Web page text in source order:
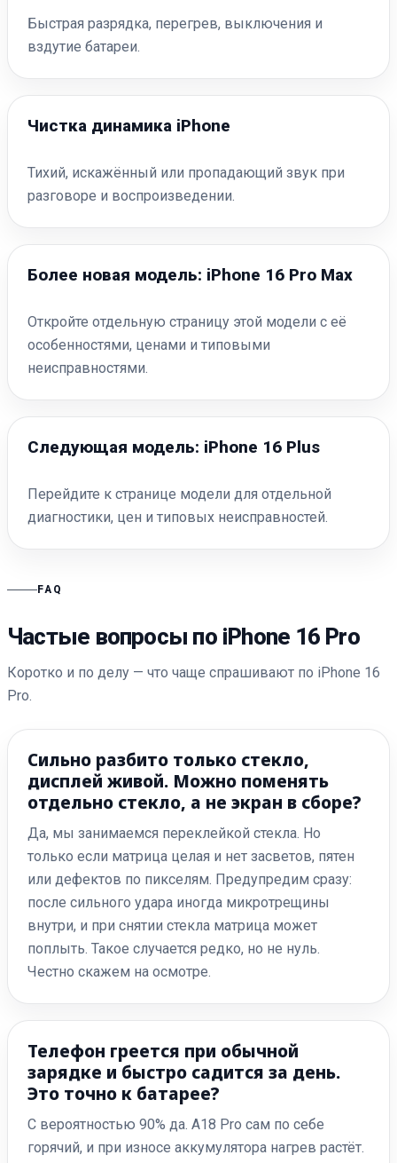
Быстрая разрядка, перегрев, выключения и
вздутие батареи.
Чистка динамика iPhone
Тихий, искажённый или пропадающий звук при
разговоре и воспроизведении.
Более новая модель: iPhone 16 Pro Max
Откройте отдельную страницу этой модели с её
особенностями, ценами и типовыми
неисправностями.
Следующая модель: iPhone 16 Plus
Перейдите к странице модели для отдельной
диагностики, цен и типовых неисправностей.
FAQ
Частые вопросы по iPhone 16 Pro
Коротко и по делу — что чаще спрашивают по iPhone 16
Pro.
Сильно разбито только стекло,
дисплей живой. Можно поменять
отдельно стекло, а не экран в сборе?
Да, мы занимаемся переклейкой стекла. Но
только если матрица целая и нет засветов, пятен
или дефектов по пикселям. Предупредим сразу:
после сильного удара иногда микротрещины
внутри, и при снятии стекла матрица может
поплыть. Такое случается редко, но не нуль.
Честно скажем на осмотре.
Телефон греется при обычной
зарядке и быстро садится за день.
Это точно к батарее?
С вероятностью 90% да. A18 Pro сам по себе
горячий, и при износе аккумулятора нагрев растёт.